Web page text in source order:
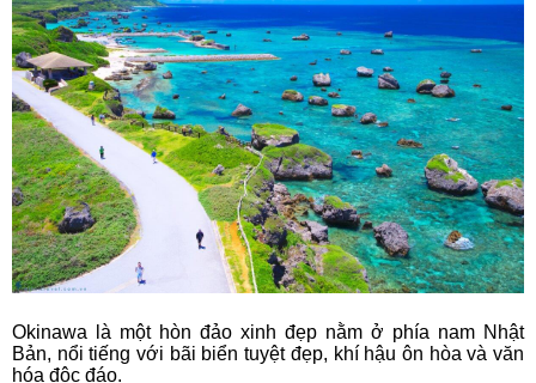
Okinawa là một hòn đảo xinh đẹp nằm ở phía nam Nhật
Bản, nổi tiếng với bãi biển tuyệt đẹp, khí hậu ôn hòa và văn
hóa độc đáo.